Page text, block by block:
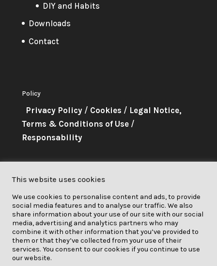
DIY and Habits
Downloads
Contact
Policy
Privacy Policy/ Cookies / Legal Notice,
Terms & Conditions of Use/
Responsability
from the European Union’s
Horizon 2020 research and
innovation programme under grant
agreement No. 841850.
This website uses cookies
We use cookies to personalise content and ads, to provide
social media features and to analyse our traffic. We also
share information about your use of our site with our social
media, advertising and analytics partners who may
combine it with other information that you’ve provided to
them or that they’ve collected from your use of their
services. You consent to our cookies if you continue to use
our website.